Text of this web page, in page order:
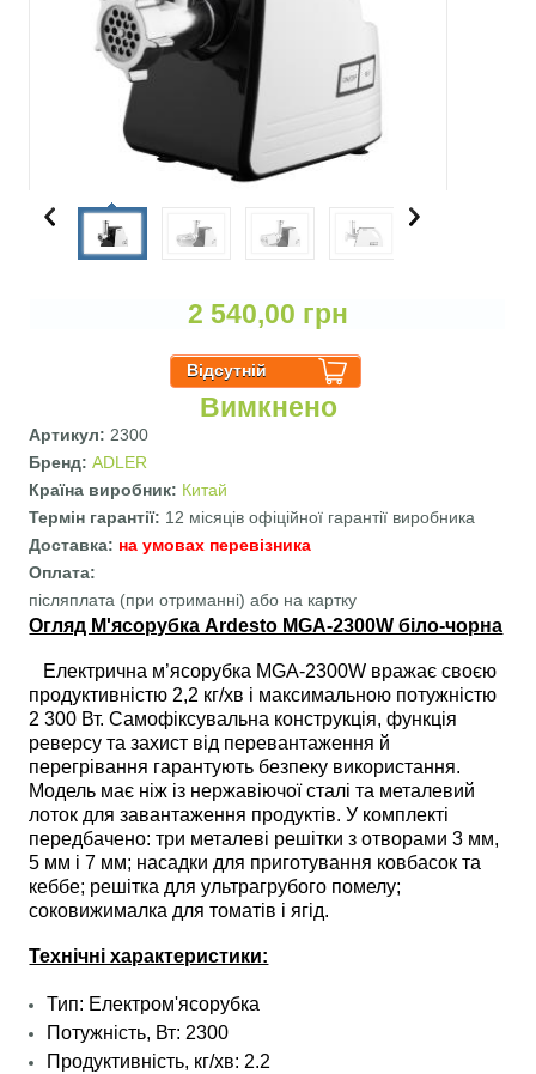
2 540,00 грн
Вимкнено
Артикул:2300
Бренд:ADLER
Країна виробник: Китай
Термін гарантії: 12 місяців офіційної гарантії виробника
Доставка: на умовах перевізника
Оплата:
післяплата (при отриманні) або на картку
Огляд М'ясорубка Ardesto MGA-2300W біло-чорна
Електрична м’ясорубка MGA-2300W вражає своєю
продуктивністю 2,2 кг/хв і максимальною потужністю
2 300 Вт. Самофіксувальна конструкція, функція
реверсу та захист від перевантаження й
перегрівання гарантують безпеку використання.
Модель має ніж із нержавіючої сталі та металевий
лоток для завантаження продуктів. У комплекті
передбачено: три металеві решітки з отворами 3 мм,
5 мм і 7 мм; насадки для приготування ковбасок та
кеббе; решітка для ультрагрубого помелу;
соковижималка для томатів і ягід.
Технічні характеристики:
Тип: Електром'ясорубка
Потужність, Вт: 2300
Продуктивність, кг/хв: 2.2